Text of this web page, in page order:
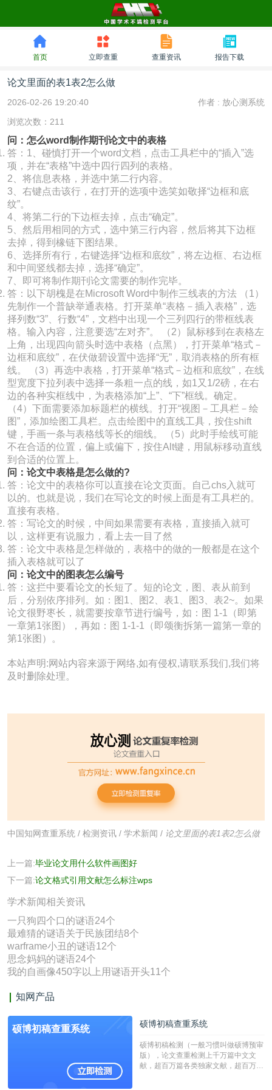
首页 立即查重 查重资讯 报告下载
论文里面的表1表2怎么做
2026-02-26 19:20:40 作者 : 放心测系统
浏览次数：211
问：怎么word制作期刊论文中的表格
答：1、碰慎打开一个word文档，点击工具栏中的“插入”选
项，并在“表格”中选中四行四列的表格。
2、将信息表格，并选中第二行内容。
3、右键点击该行，在打开的选项中选笑如敬择“边框和底
纹”。
4、将第二行的下边框去掉，点击“确定”。
5、然后用相同的方式，选中第三行内容，然后将其下边框
去掉，得到橡链下图结果。
6、选择所有行，右键选择“边框和底纹”，将左边框、右边框
和中间竖线都去掉，选择“确定”。
7、即可将制作期刊论文需要的制作完毕。
答：以下胡槐是在Microsoft Word中制作三线表的方法 （1）
先制作一个普缺举通表格。打开菜单“表格－插入表格”，选
择列数“3”、行数“4”，文档中出现一个三列四行的带框线表
格。输入内容，注意要选“左对齐”。 （2）鼠标移到在表格左
上角，出现四向箭头时选中表格（点黑），打开菜单“格式－
边框和底纹”，在伏做碧设置中选择“无”，取消表格的所有框
线。 （3）再选中表格，打开菜单“格式－边框和底纹”，在线
型宽度下拉列表中选择一条粗一点的线，如1又1/2磅，在右
边的各种实框线中，为表格添加“上”、“下”框线。确定。
（4）下面需要添加标题栏的横线。打开“视图－工具栏－绘
图”，添加绘图工具栏。点击绘图中的直线工具，按住shift
键，手画一条与表格线等长的细线。 （5）此时手绘线可能
不在合适的位置，偏上或偏下，按住Alt键，用鼠标移动直线
到合适的位置上。
问：论文中表格是怎么做的?
答：论文中的表格你可以直接在论文页面。自己chs入就可
以的。也就是说，我们在写论文的时候上面是有工具栏的。
直接有表格。
答：写论文的时候，中间如果需要有表格，直接插入就可
以，这样更有说服力，看上去一目了然
答：论文中表格是怎样做的，表格中的做的一般都是在这个
插入表格就可以了
问：论文中的图表怎么编号
答：这拦中要看论文的长短了。短的论文，图、表从前到
后，分别依序排列。如：图1、图2、表1、图3、表2~。如果
论文很野枣长，就需要按章节进行编号，如：图 1-1（即第
一章第1张图），再如：图 1-1-1（即颂衡拆第一篇第一章的
第1张图）。
本站声明:网站内容来源于网络,如有侵权,请联系我们,我们将
及时删除处理。
中国知网查重系统 / 检测资讯 / 学术新闻 / 论文里面的表1表2怎么做
上一篇:毕业论文用什么软件画图好
下一篇:论文格式引用文献怎么标注wps
学术新闻相关资讯
一只狗四个口的谜语24个
最难猜的谜语关于民族团结8个
warframe小丑的谜语12个
思念妈妈的谜语24个
我的自画像450字以上用谜语开头11个
知网产品
硕博初稿查重系统 硕博初稿查重系统
硕博初稿检测（一般习惯叫做硕博预审
版），论文查重检测上千万篇中文文
献，超百万篇各类独家文献，超百万港